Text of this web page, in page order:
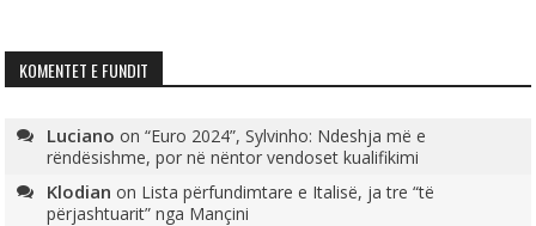
KOMENTET E FUNDIT
Luciano on“Euro 2024”, Sylvinho: Ndeshja më e
rëndësishme, por në nëntor vendoset kualifikimi
Klodian on Lista përfundimtare e Italisë, ja tre “të
përjashtuarit” nga Mançini